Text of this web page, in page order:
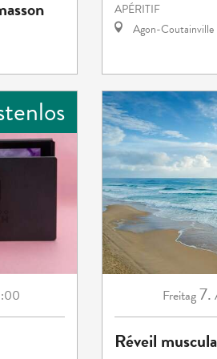
APÉRITIF
Agon-Coutainville
Freitag7.
Réveil